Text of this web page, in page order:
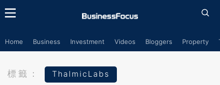
Home Business Investment Videos Bloggers Property
標籤： ThalmicLabs